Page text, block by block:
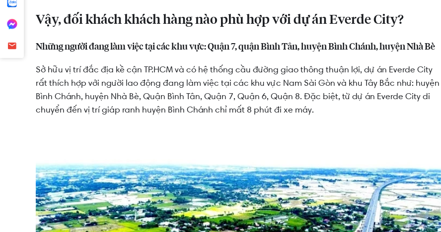
Vậy, đối khách khách hàng nào phù hợp với dự án Everde City?
Những người đang làm việc tại các khu vực: Quận 7, quận Bình Tân, huyện Bình Chánh, huyện Nhà Bè
Sở hữu vị trí đắc địa kề cận TP.HCM và có hệ thống cầu đường giao thông thuận lợi, dự án Everde City
rất thích hợp với người lao động đang làm việc tại các khu vực Nam Sài Gòn và khu Tây Bắc như: huyện
Bình Chánh, huyện Nhà Bè, Quận Bình Tân, Quận 7, Quận 6, Quận 8. Đặc biệt, từ dự án Everde City di
chuyển đến vị trí giáp ranh huyện Bình Chánh chỉ mất 8 phút đi xe máy.